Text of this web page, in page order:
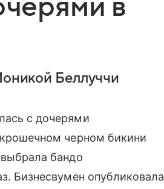
в
Беллуччи
с дочерями
черном бикини
бандо
Бизнесвумен опубликовала